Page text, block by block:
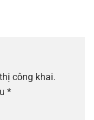
công khai.
*